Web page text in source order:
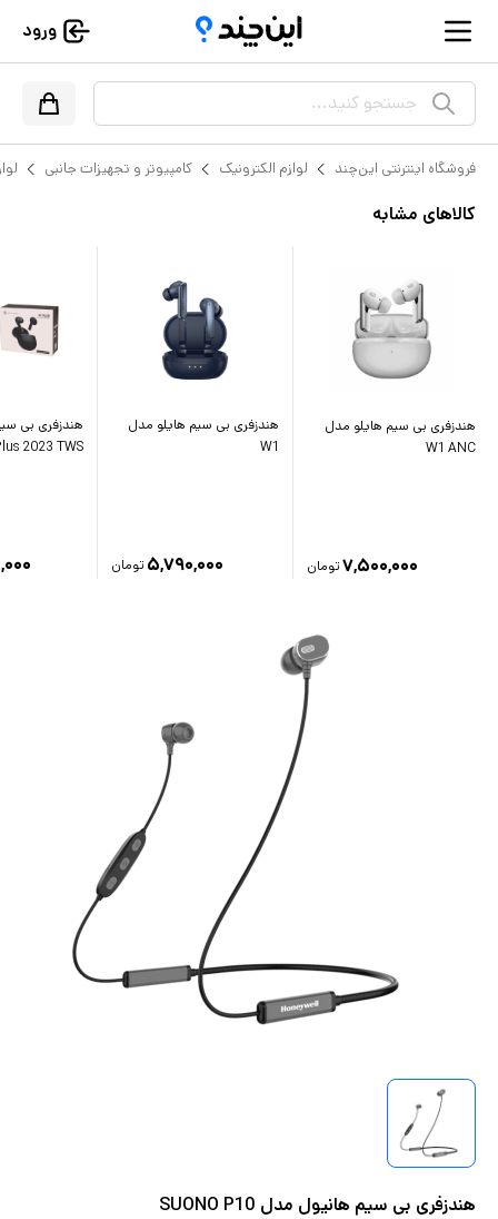
ورود
جستجو کنید...
فروشگاه اینترنتی این‌چند لوازم الکترونیک کامپیوتر و تجهیزات جانبی
کالاهای مشابه
هندزفری بی سیم هایلو مدل
W1 ANC
۷,۵۰۰,۰۰۰تومان
هندزفری بی سیم هایلو مدل
W1
۵,۷۹۰,۰۰۰ تومان
هندزفری بی
2023 TWS
هندزفری بی سیم هانیول مدل SUONO P10